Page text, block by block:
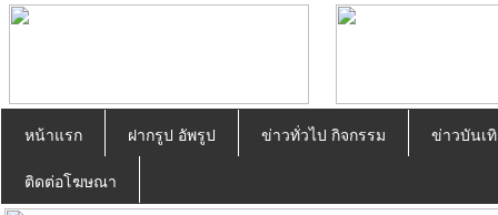
หน้าแรก ฝากรูป อัพรูป ข่าวทั่วไป กิจกรรม ข่าวบันเ
ติดต่อโฆษณา